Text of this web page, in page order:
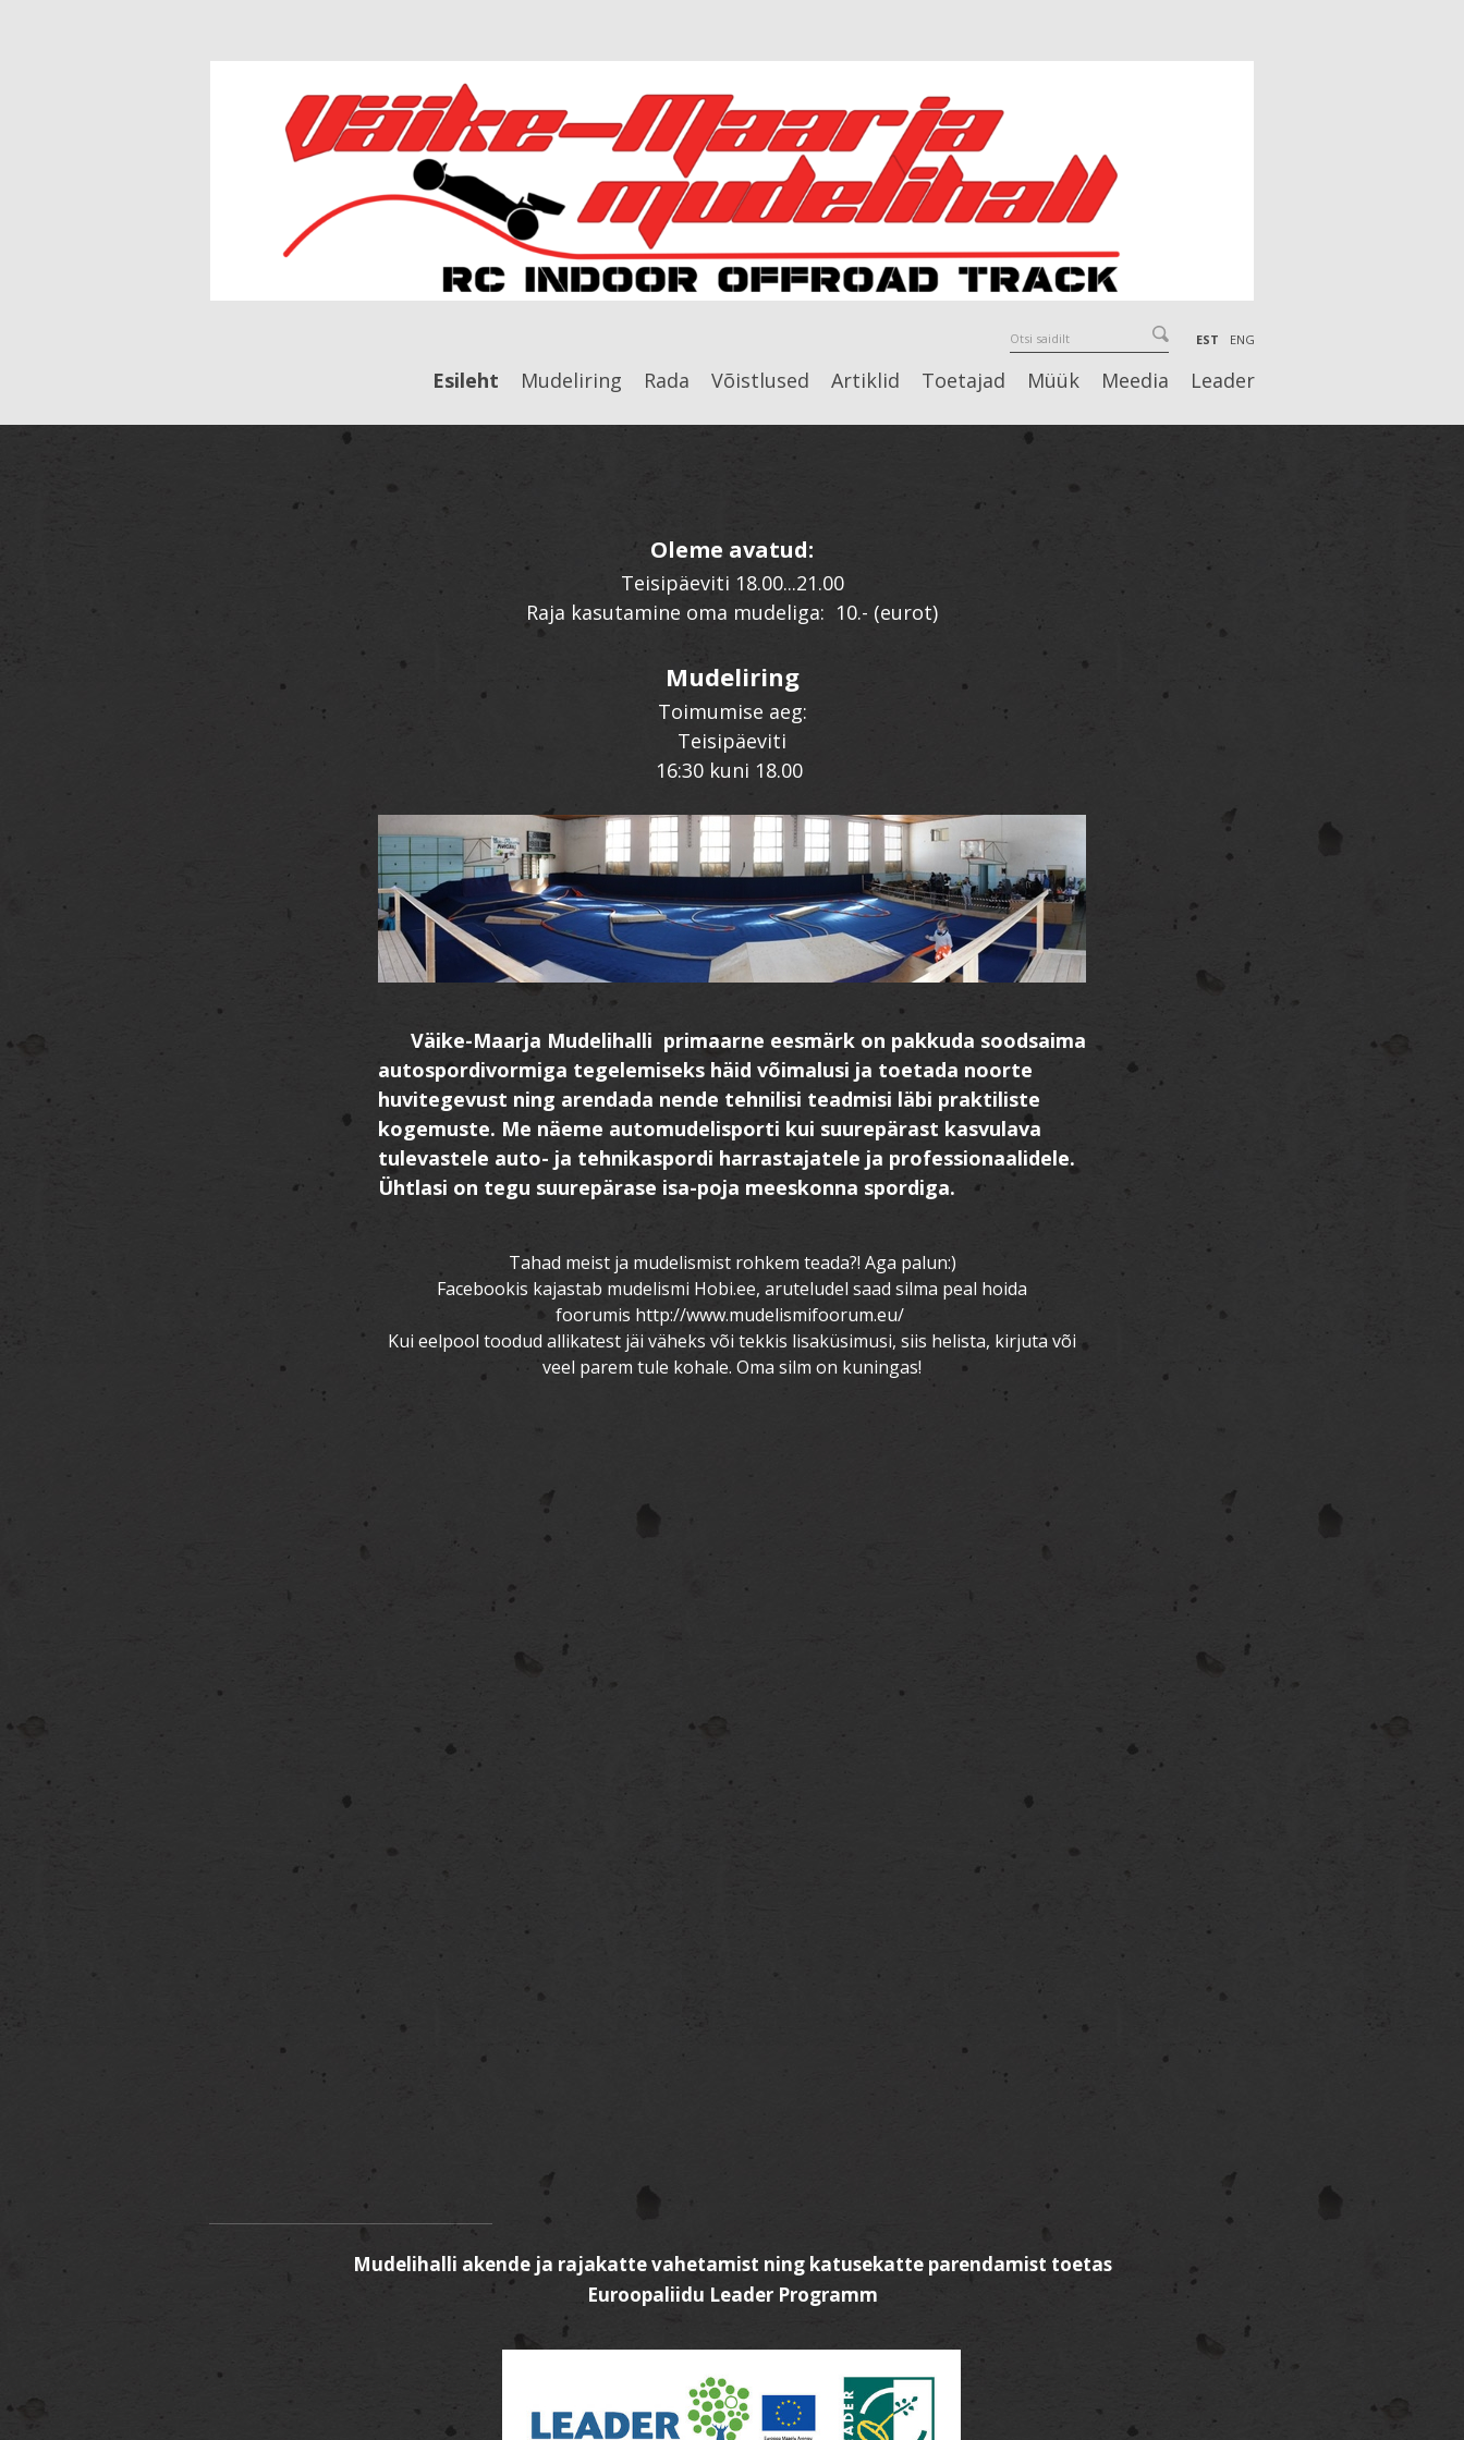
EST ENG
Esileht Mudeliring Rada Võistlused Artiklid Toetajad Müük Meedia Leader
Oleme avatud:
Teisipäeviti 18.00...21.00
Raja kasutamine oma mudeliga: 10.- (eurot)
Mudeliring
Toimumise aeg:
Teisipäeviti
16:30 kuni 18.00
Väike-Maarja Mudelihalli primaarne eesmärk on pakkuda soodsaima
autospordivormiga tegelemiseks häid võimalusi ja toetada noorte
huvitegevust ning arendada nende tehnilisi teadmisi läbi praktiliste
kogemuste. Me näeme automudelisporti kui suurepärast kasvulava
tulevastele auto- ja tehnikaspordi harrastajatele ja professionaalidele.
Ühtlasi on tegu suurepärase isa-poja meeskonna spordiga.
Tahad meist ja mudelismist rohkem teada?! Aga palun:)
Facebookis kajastab mudelismi Hobi.ee, aruteludel saad silma peal hoida
foorumis http://www.mudelismifoorum.eu/
Kui eelpool toodud allikatest jäi väheks või tekkis lisaküsimusi, siis helista, kirjuta või
veel parem tule kohale. Oma silm on kuningas!
Mudelihalli akende ja rajakatte vahetamist ning katusekatte parendamist toetas
Euroopaliidu Leader Programm